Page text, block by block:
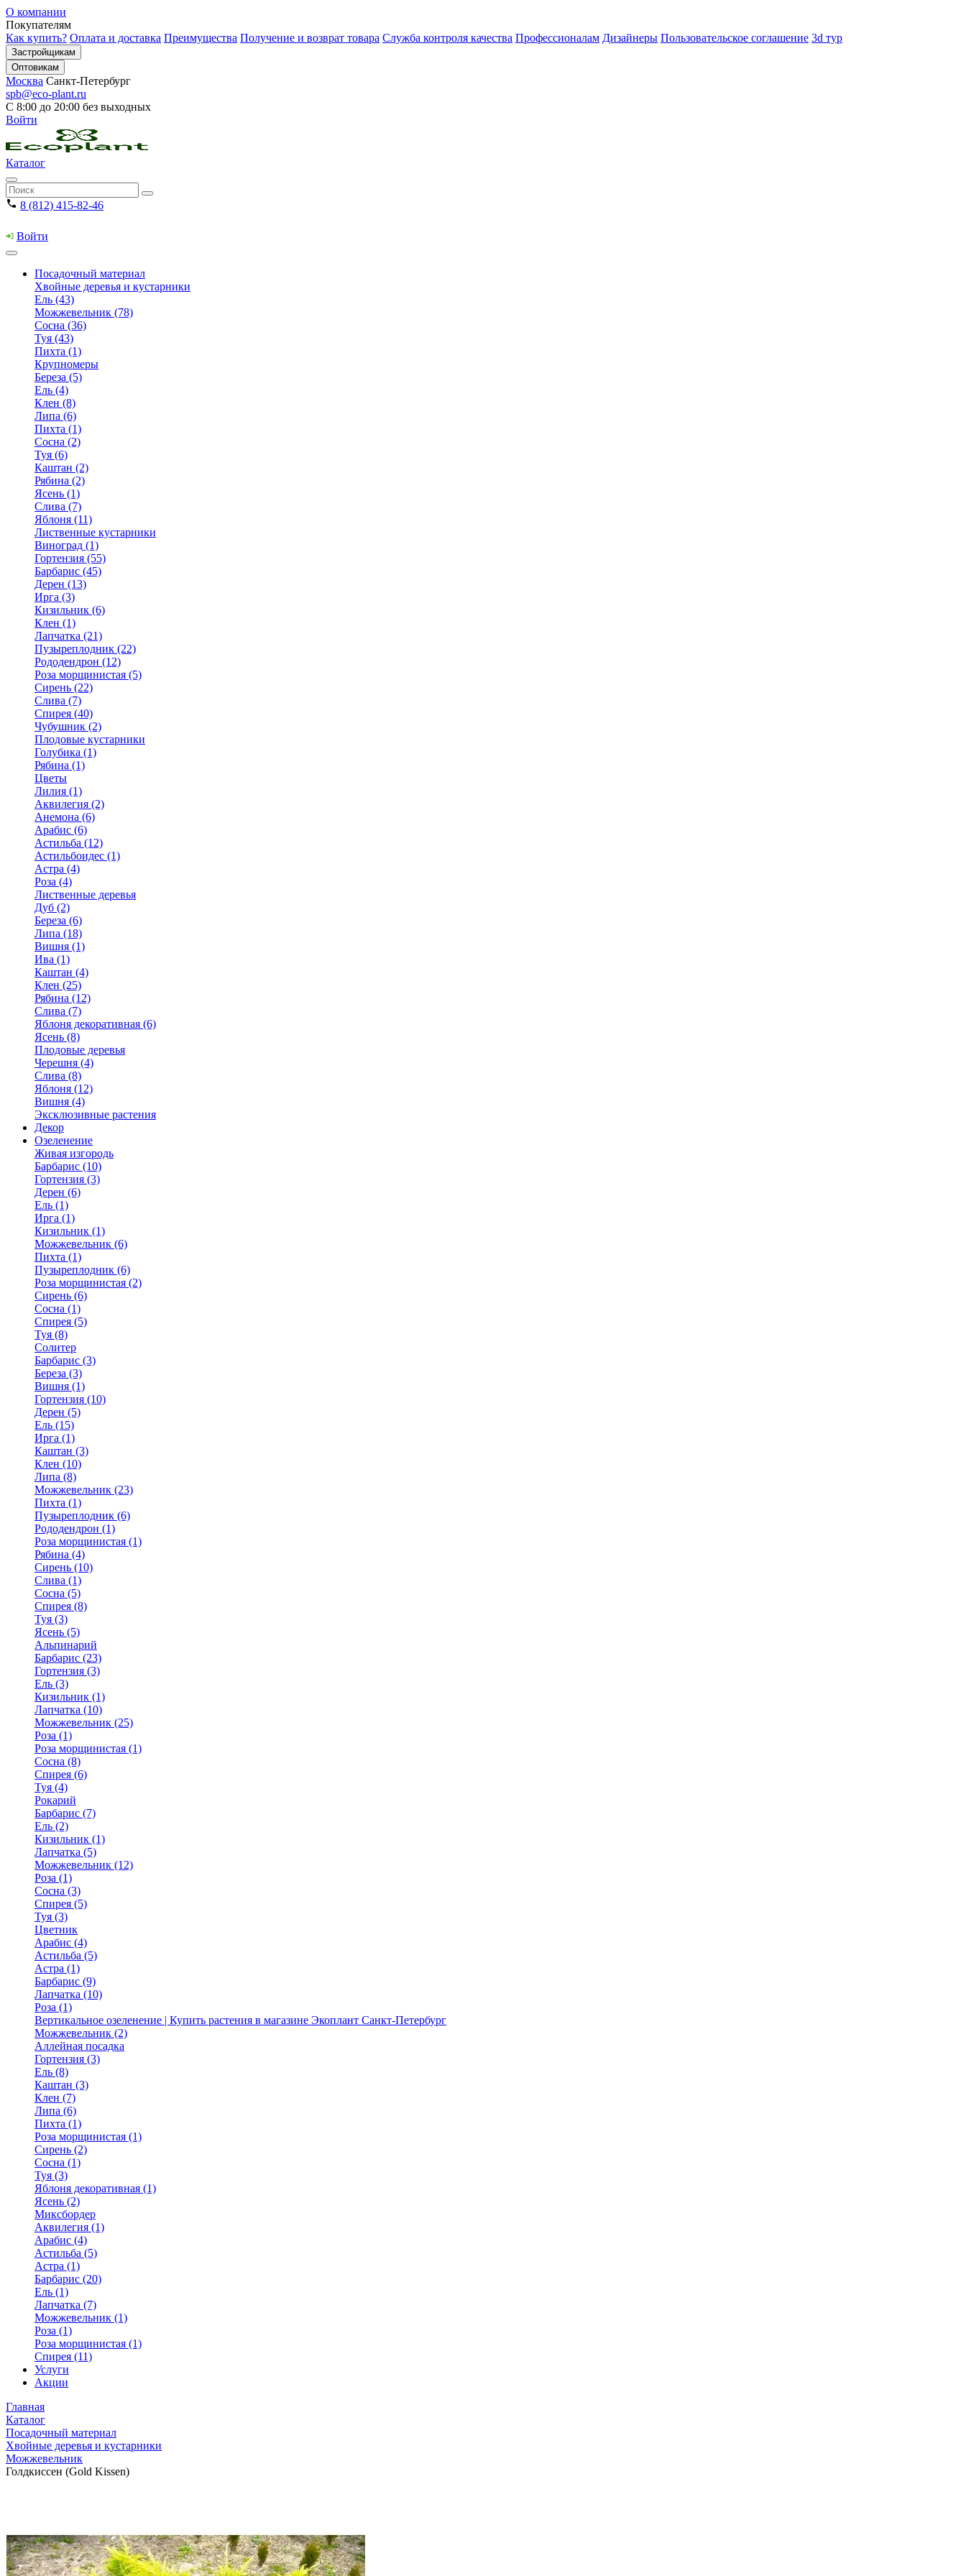
О компании
Покупателям
Как купить? Оплата и доставка Преимущества Получение и возврат товара Служба контроля качества Профессионалам Дизайнеры Пользовательское соглашение 3d тур
Застройщикам
Оптовикам
Москва Санкт-Петербург
spb@eco-plant.ru
С 8:00 до 20:00 без выходных
Войти
Каталог
8 (812) 415-82-46
Войти
Посадочный материал
Хвойные деревья и кустарники
Ель (43)
Можжевельник (78)
Сосна (36)
Туя (43)
Пихта (1)
Крупномеры
Береза (5)
Ель (4)
Клен (8)
Липа (6)
Пихта (1)
Сосна (2)
Туя (6)
Каштан (2)
Рябина (2)
Ясень (1)
Слива (7)
Яблоня (11)
Лиственные кустарники
Виноград (1)
Гортензия (55)
Барбарис (45)
Дерен (13)
Ирга (3)
Кизильник (6)
Клен (1)
Лапчатка (21)
Пузыреплодник (22)
Рододендрон (12)
Роза морщинистая (5)
Сирень (22)
Слива (7)
Спирея (40)
Чубушник (2)
Плодовые кустарники
Голубика (1)
Рябина (1)
Цветы
Лилия (1)
Аквилегия (2)
Анемона (6)
Арабис (6)
Астильба (12)
Астильбоидес (1)
Астра (4)
Роза (4)
Лиственные деревья
Дуб (2)
Береза (6)
Липа (18)
Вишня (1)
Ива (1)
Каштан (4)
Клен (25)
Рябина (12)
Слива (7)
Яблоня декоративная (6)
Ясень (8)
Плодовые деревья
Черешня (4)
Слива (8)
Яблоня (12)
Вишня (4)
Эксклюзивные растения
Декор
Озеленение
Живая изгородь
Барбарис (10)
Гортензия (3)
Дерен (6)
Ель (1)
Ирга (1)
Кизильник (1)
Можжевельник (6)
Пихта (1)
Пузыреплодник (6)
Роза морщинистая (2)
Сирень (6)
Сосна (1)
Спирея (5)
Туя (8)
Солитер
Барбарис (3)
Береза (3)
Вишня (1)
Гортензия (10)
Дерен (5)
Ель (15)
Ирга (1)
Каштан (3)
Клен (10)
Липа (8)
Можжевельник (23)
Пихта (1)
Пузыреплодник (6)
Рододендрон (1)
Роза морщинистая (1)
Рябина (4)
Сирень (10)
Слива (1)
Сосна (5)
Спирея (8)
Туя (3)
Ясень (5)
Альпинарий
Барбарис (23)
Гортензия (3)
Ель (3)
Кизильник (1)
Лапчатка (10)
Можжевельник (25)
Роза (1)
Роза морщинистая (1)
Сосна (8)
Спирея (6)
Туя (4)
Рокарий
Барбарис (7)
Ель (2)
Кизильник (1)
Лапчатка (5)
Можжевельник (12)
Роза (1)
Сосна (3)
Спирея (5)
Туя (3)
Цветник
Арабис (4)
Астильба (5)
Астра (1)
Барбарис (9)
Лапчатка (10)
Роза (1)
Вертикальное озеленение | Купить растения в магазине Экоплант Санкт-Петербург
Можжевельник (2)
Аллейная посадка
Гортензия (3)
Ель (8)
Каштан (3)
Клен (7)
Липа (6)
Пихта (1)
Роза морщинистая (1)
Сирень (2)
Сосна (1)
Туя (3)
Яблоня декоративная (1)
Ясень (2)
Миксбордер
Аквилегия (1)
Арабис (4)
Астильба (5)
Астра (1)
Барбарис (20)
Ель (1)
Лапчатка (7)
Можжевельник (1)
Роза (1)
Роза морщинистая (1)
Спирея (11)
Услуги
Акции
Главная
Каталог
Посадочный материал
Хвойные деревья и кустарники
Можжевельник
Голдкиссен (Gold Kissen)